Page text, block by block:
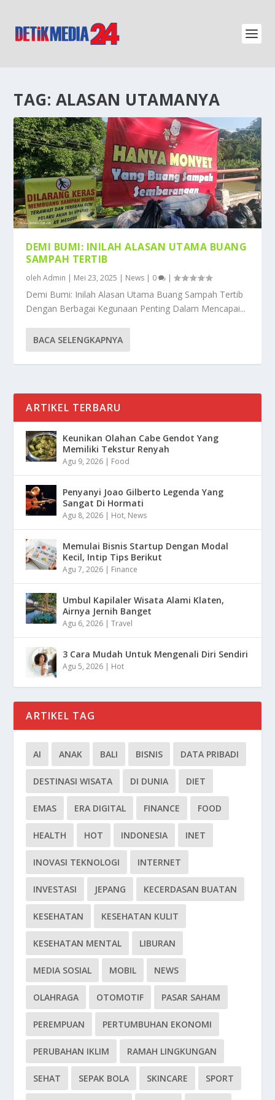
TAG: ALASAN UTAMANYA
DEMI BUMI: INILAH ALASAN UTAMA BUANG
SAMPAH TERTIB
olehAdmin | Mei 23, 2025 | News | 0 |
Demi Bumi: Inilah Alasan Utama Buang Sampah Tertib
Dengan Berbagai Kegunaan Penting Dalam Mencapai...
BACA SELENGKAPNYA
ARTIKEL TERBARU
Keunikan Olahan Cabe Gendot Yang
Memiliki Tekstur Renyah
Agu 9, 2026 | Food
Penyanyi Joao Gilberto Legenda Yang
Sangat Di Hormati
Agu 8, 2026 | Hot, News
Memulai Bisnis Startup Dengan Modal
Kecil, Intip Tips Berikut
Agu 7, 2026 | Finance
Umbul Kapilaler Wisata Alami Klaten,
Airnya Jernih Banget
Agu 6, 2026 |Travel
3 Cara Mudah Untuk Mengenali Diri Sendiri
Agu 5, 2026 | Hot
ARTIKEL TAG
AI ANAK BALI BISNIS DATA PRIBADI
DESTINASI WISATA DI DUNIA DIET
EMAS ERA DIGITAL FINANCE FOOD
HEALTH HOT INDONESIA INET
INOVASI TEKNOLOGI INTERNET
INVESTASI JEPANG KECERDASAN BUATAN
KESEHATAN KESEHATAN KULIT
KESEHATAN MENTAL LIBURAN
MEDIA SOSIAL MOBIL NEWS
OLAHRAGA OTOMOTIF PASAR SAHAM
PEREMPUAN PERTUMBUHAN EKONOMI
PERUBAHAN IKLIM RAMAH LINGKUNGAN
SEHAT SEPAK BOLA SKINCARE SPORT